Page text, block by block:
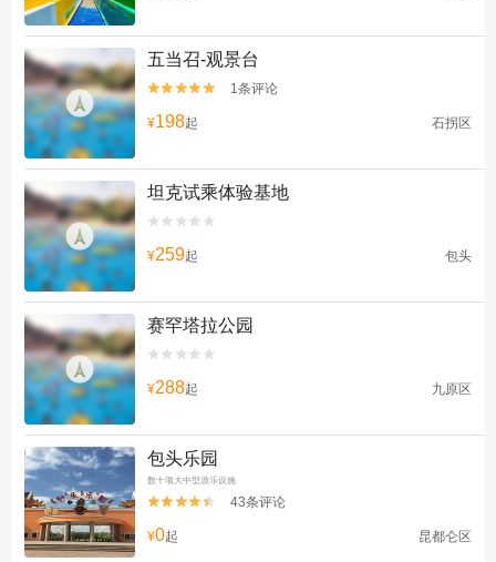
五当召-观景台

 1条评论
¥198起 石拐区
坦克试乘体验基地


¥259起 包头
赛罕塔拉公园


¥288起 九原区
包头乐园
数十项大中型游乐设施

 43条评论
¥0起 昆都仑区